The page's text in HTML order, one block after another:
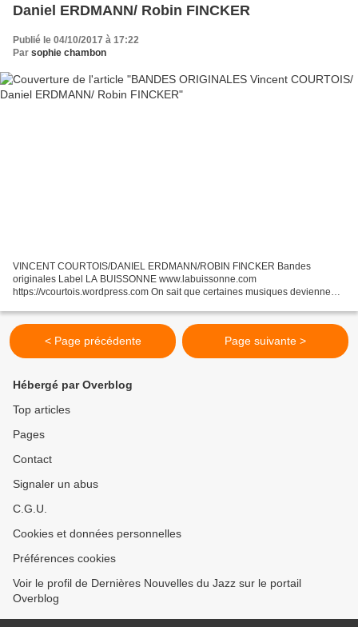
Daniel ERDMANN/ Robin FINCKER
Publié le 04/10/2017 à 17:22
Par sophie chambon
VINCENT COURTOIS/DANIEL ERDMANN/ROBIN FINCKER Bandes
originales Label LA BUISSONNE www.labuissonne.com
https://vcourtois.wordpress.com On sait que certaines musiques deviennent
écrivait...
< Page précédente Page suivante >
Hébergé par Overblog
Top articles
Pages
Contact
Signaler un abus
C.G.U.
Cookies et données personnelles
Préférences cookies
Voir le profil de Dernières Nouvelles du Jazz sur le portail
Overblog